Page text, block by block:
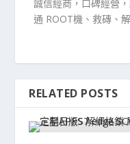
誠信經商，口碑經營
通 ROOT機、救磚、
RELATED POSTS